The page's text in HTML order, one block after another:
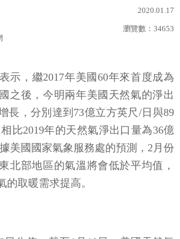
2020.01.17
瀏覽數： 34653
示，繼2017年美國60年來首度成為
之後，今明兩年美國天然氣的淨出
長，分別達到73億立方英尺/日與89
比2019年的天然氣淨出口量為36億
美國國家氣象服務處的預測，2月份
北部地區的氣溫將會低於平均值，
的取暖需求提高。